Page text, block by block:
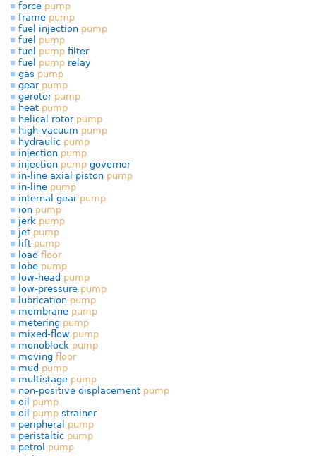
force pump
frame pump
fuel injection pump
fuel pump
fuel pump filter
fuel pump relay
gas pump
gear pump
gerotor pump
heat pump
helical rotor pump
high-vacuum pump
hydraulic pump
injection pump
injection pump governor
in-line axial piston pump
in-line pump
internal gear pump
ion pump
jerk pump
jet pump
lift pump
load floor
lobe pump
low-head pump
low-pressure pump
lubrication pump
membrane pump
metering pump
mixed-flow pump
monoblock pump
moving floor
mud pump
multistage pump
non-positive displacement pump
oil pump
oil pump strainer
peripheral pump
peristaltic pump
petrol pump